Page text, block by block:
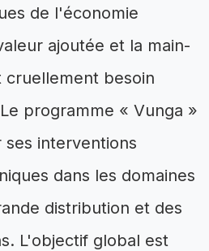
de l'économie
ajoutée et la main-
besoin
programme « Vunga »
interventions
dans les domaines
distribution et des
L'objectif global est